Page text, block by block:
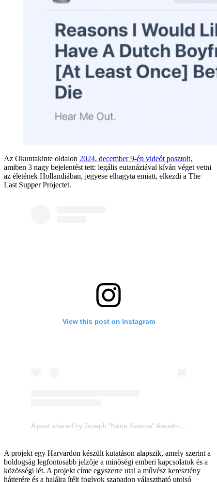
Az Okuntakinte oldalon 2024. december 9-én videót posztolt,
amiben 3 nagy bejelentést tett: legális eutanáziával kíván véget vetni
az életének Hollandiában, jegyese elhagyta emiatt, elkezdi a The
Last Supper Projectet.
View this post on Instagram
A post shared by Joseph “Nana Kwame” Awuah-Darko 🇬🇭 (@okuntakinte)
A projekt egy Harvardon készült kutatáson alapszik, amely szerint a
boldogság legfontosabb jelzője a minőségi emberi kapcsolatok és a
közösségi lét. A projekt címe egyszerre utal a művész keresztény
hátterére és a halálra ítélt foglyok szabadon választható utolsó